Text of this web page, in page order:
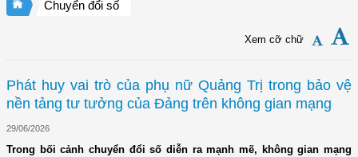
Chuyển đổi số
Xem cỡ chữ
Phát huy vai trò của phụ nữ Quảng Trị trong bảo vệ
nền tảng tư tưởng của Đảng trên không gian mạng
29/06/2026
Trong bối cảnh chuyển đổi số diễn ra mạnh mẽ, không gian mạng